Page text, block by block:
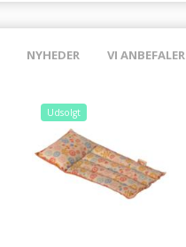
NYHEDER VI ANBEFALER
Udsolgt